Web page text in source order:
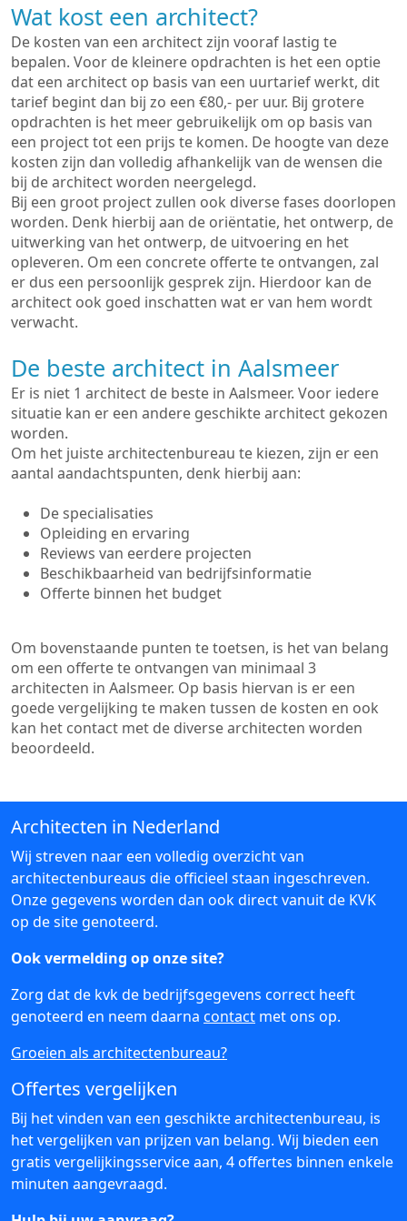
Wat kost een architect?
De kosten van een architect zijn vooraf lastig te
bepalen. Voor de kleinere opdrachten is het een optie
dat een architect op basis van een uurtarief werkt, dit
tarief begint dan bij zo een €80,- per uur. Bij grotere
opdrachten is het meer gebruikelijk om op basis van
een project tot een prijs te komen. De hoogte van deze
kosten zijn dan volledig afhankelijk van de wensen die
bij de architect worden neergelegd.
Bij een groot project zullen ook diverse fases doorlopen
worden. Denk hierbij aan de oriëntatie, het ontwerp, de
uitwerking van het ontwerp, de uitvoering en het
opleveren. Om een concrete offerte te ontvangen, zal
er dus een persoonlijk gesprek zijn. Hierdoor kan de
architect ook goed inschatten wat er van hem wordt
verwacht.
De beste architect in Aalsmeer
Er is niet 1 architect de beste in Aalsmeer. Voor iedere
situatie kan er een andere geschikte architect gekozen
worden.
Om het juiste architectenbureau te kiezen, zijn er een
aantal aandachtspunten, denk hierbij aan:
De specialisaties
Opleiding en ervaring
Reviews van eerdere projecten
Beschikbaarheid van bedrijfsinformatie
Offerte binnen het budget
Om bovenstaande punten te toetsen, is het van belang
om een offerte te ontvangen van minimaal 3
architecten in Aalsmeer. Op basis hiervan is er een
goede vergelijking te maken tussen de kosten en ook
kan het contact met de diverse architecten worden
beoordeeld.
Architecten in Nederland
Wij streven naar een volledig overzicht van
architectenbureaus die officieel staan ingeschreven.
Onze gegevens worden dan ook direct vanuit de KVK
op de site genoteerd.
Ook vermelding op onze site?
Zorg dat de kvk de bedrijfsgegevens correct heeft
genoteerd en neem daarna contact met ons op.
Groeien als architectenbureau?
Offertes vergelijken
Bij het vinden van een geschikte architectenbureau, is
het vergelijken van prijzen van belang. Wij bieden een
gratis vergelijkingsservice aan, 4 offertes binnen enkele
minuten aangevraagd.